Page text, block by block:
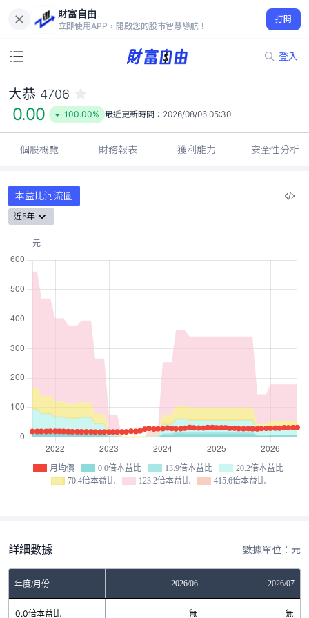
財富自由
立即使用APP，開啟您的股市智慧導航！
打開
登入
0.00
-100.00%
大恭 4706
0.00 -100.00% 最近更新時間： 2026/08/06 05:30
個股概覽 財務報表 獲利能力 安全性分析
本益比河流圖
近5年
月均價 0.0倍本益比 13.9倍本益比
20.2倍本益比
70.4倍本益比
123.2倍本益比 415.6倍本益比
詳細數據 數據單位：元
年度/月份 2026/06 2026/07
0.0倍本益比 無 無